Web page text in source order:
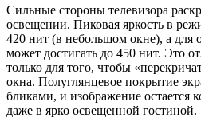
Сильные стороны телевизора
освещении. Пиковая яркость в
420 нит (в небольшом окне), а для
может достигать до 450 нит. Это
только для того, чтобы
окна. Полуглянцевое покрытие
бликами, и изображение остается
даже в ярко освещенной гостиной.